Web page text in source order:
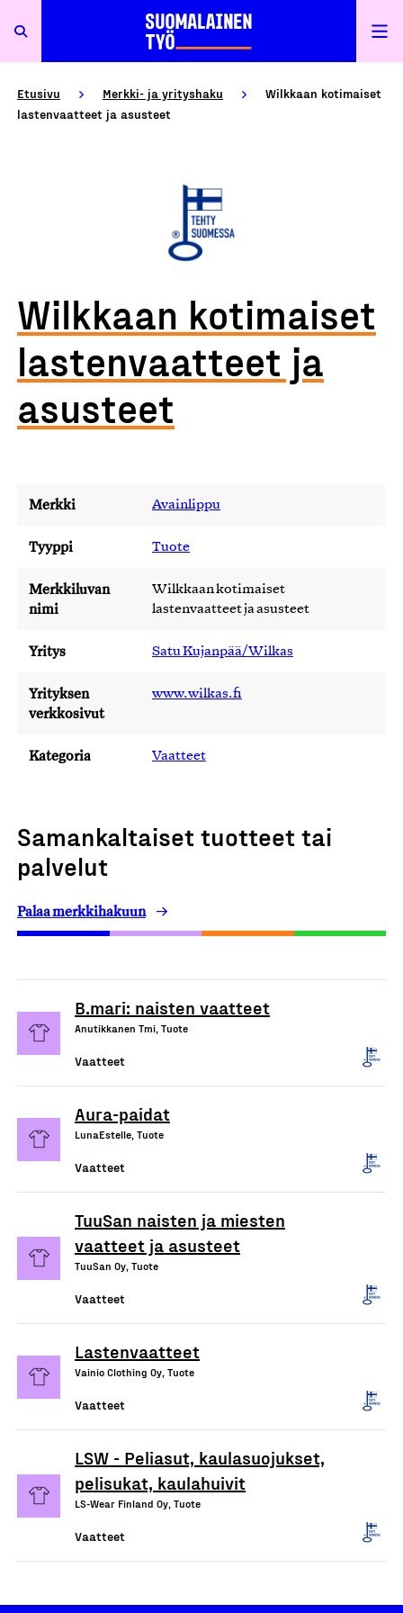
Etusivu Merkki- ja yrityshaku
Wilkkaan kotimaiset
lastenvaatteet ja asusteet
Wilkkaan kotimaiset
lastenvaatteet ja
asusteet
Merkki Avainlippu
Tyyppi Tuote
Merkkiluvan
nimi
Wilkkaan kotimaiset
lastenvaatteet ja asusteet
Yritys Satu Kujanpää/Wilkas
Yrityksen
verkkosivut
www.wilkas.fi
Kategoria Vaatteet
Samankaltaiset tuotteet tai
palvelut
Palaa merkkihakuun
B.mari: naisten vaatteet
Anutikkanen Tmi, Tuote
Vaatteet
Aura-paidat
LunaEstelle, Tuote
Vaatteet
TuuSan naisten ja miesten
vaatteet ja asusteet
TuuSan Oy, Tuote
Vaatteet
Lastenvaatteet
Vainio Clothing Oy, Tuote
Vaatteet
LSW - Peliasut, kaulasuojukset,
pelisukat, kaulahuivit
LS-Wear Finland Oy, Tuote
Vaatteet